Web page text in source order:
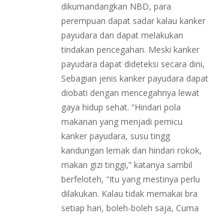
dikumandangkan NBD, para
perempuan dapat sadar kalau kanker
payudara dan dapat melakukan
tindakan pencegahan. Meski kanker
payudara dapat dideteksi secara dini,
Sebagian jenis kanker payudara dapat
diobati dengan mencegahnya lewat
gaya hidup sehat. “Hindari pola
makanan yang menjadi pemicu
kanker payudara, susu tingg
kandungan lemak dan hindari rokok,
makan gizi tinggi,” katanya sambil
berfeloteh, “Itu yang mestinya perlu
dilakukan. Kalau tidak memakai bra
setiap hari, boleh-boleh saja, Cuma